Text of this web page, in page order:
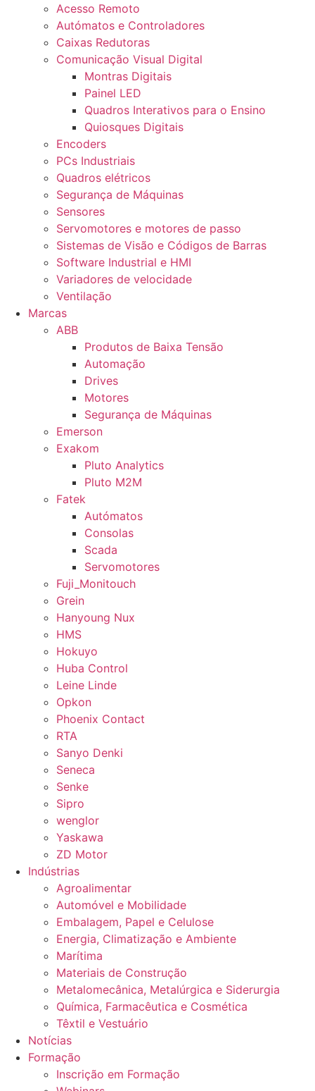
Acesso Remoto
Autómatos e Controladores
Caixas Redutoras
Comunicação Visual Digital
Montras Digitais
Painel LED
Quadros Interativos para o Ensino
Quiosques Digitais
Encoders
PCs Industriais
Quadros elétricos
Segurança de Máquinas
Sensores
Servomotores e motores de passo
Sistemas de Visão e Códigos de Barras
Software Industrial e HMI
Variadores de velocidade
Ventilação
Marcas
ABB
Produtos de Baixa Tensão
Automação
Drives
Motores
Segurança de Máquinas
Emerson
Exakom
Pluto Analytics
Pluto M2M
Fatek
Autómatos
Consolas
Scada
Servomotores
Fuji_Monitouch
Grein
Hanyoung Nux
HMS
Hokuyo
Huba Control
Leine Linde
Opkon
Phoenix Contact
RTA
Sanyo Denki
Seneca
Senke
Sipro
wenglor
Yaskawa
ZD Motor
Indústrias
Agroalimentar
Automóvel e Mobilidade
Embalagem, Papel e Celulose
Energia, Climatização e Ambiente
Marítima
Materiais de Construção
Metalomecânica, Metalúrgica e Siderurgia
Química, Farmacêutica e Cosmética
Têxtil e Vestuário
Notícias
Formação
Inscrição em Formação